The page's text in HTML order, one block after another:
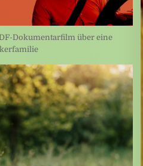
Dokumentarfilm über eine